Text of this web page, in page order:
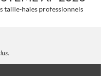
taille-haies professionnels